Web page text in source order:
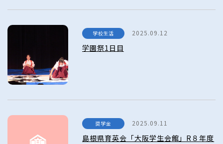
学校生活 2025.09.12
学園祭1日目
奨学金 2025.09.11
島根県育英会「大阪学生会館」R８年度